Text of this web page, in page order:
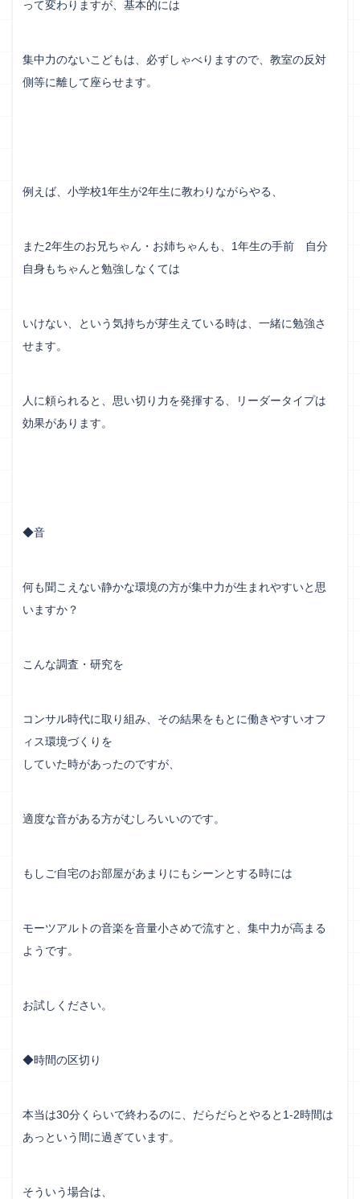
って変わりますが、基本的には
集中力のないこどもは、必ずしゃべりますので、教室の反対
側等に離して座らせます。
例えば、小学校1年生が2年生に教わりながらやる、
また2年生のお兄ちゃん・お姉ちゃんも、1年生の手前 自分
自身もちゃんと勉強しなくては
いけない、という気持ちが芽生えている時は、一緒に勉強さ
せます。
人に頼られると、思い切り力を発揮する、リーダータイプは
効果があります。
◆音
何も聞こえない静かな環境の方が集中力が生まれやすいと思
いますか？
こんな調査・研究を
コンサル時代に取り組み、その結果をもとに働きやすいオフ
ィス環境づくりを
していた時があったのですが、
適度な音がある方がむしろいいのです。
もしご自宅のお部屋があまりにもシーンとする時には
モーツアルトの音楽を音量小さめで流すと、集中力が高まる
ようです。
お試しください。
◆時間の区切り
本当は30分くらいで終わるのに、だらだらとやると1-2時間は
あっという間に過ぎています。
そういう場合は、